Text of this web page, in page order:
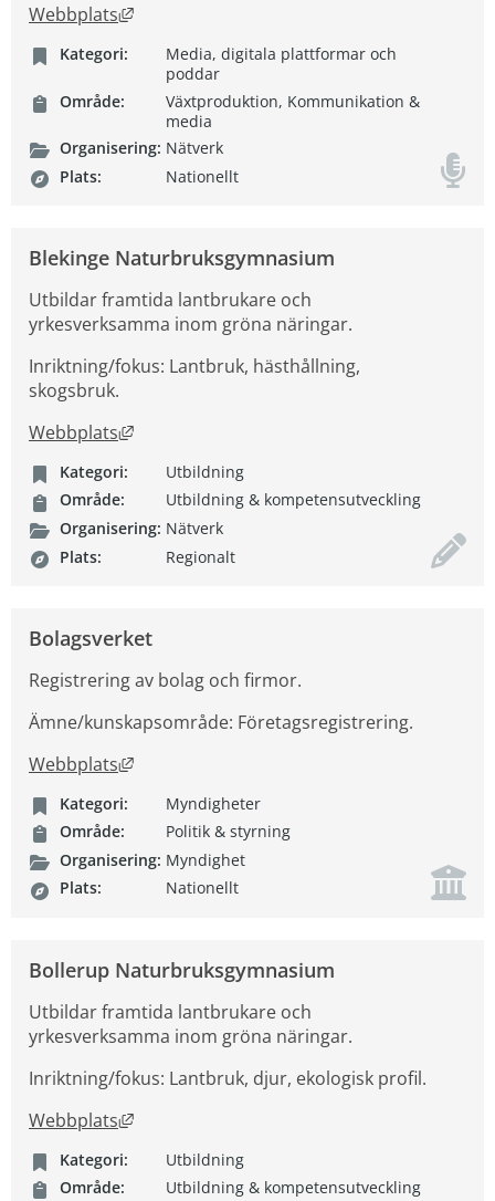
Webbplats
Länk till annan webbplats, öppnas i nytt
Kategori:
Media, digitala plattformar och
poddar
Område:
Växtproduktion, Kommunikation &
media
Organisering: Nätverk
Plats:
Nationellt
Blekinge Naturbruksgymnasium
Utbildar framtida lantbrukare och
yrkesverksamma inom gröna näringar.
Inriktning/fokus: Lantbruk, hästhållning,
skogsbruk.
Webbplats
Länk till annan webbplats, öppnas i nytt
Kategori:
Utbildning
Område:
Utbildning & kompetensutveckling
Organisering: Nätverk
Plats:
Regionalt
Bolagsverket
Registrering av bolag och firmor.
Ämne/kunskapsområde: Företagsregistrering.
Webbplats
Länk till annan webbplats, öppnas i nytt
Kategori:
Myndigheter
Område:
Politik & styrning
Organisering: Myndighet
Plats:
Nationellt
Bollerup Naturbruksgymnasium
Utbildar framtida lantbrukare och
yrkesverksamma inom gröna näringar.
Inriktning/fokus: Lantbruk, djur, ekologisk profil.
Webbplats
Länk till annan webbplats, öppnas i nytt
Kategori:
Utbildning
Område:
Utbildning & kompetensutveckling